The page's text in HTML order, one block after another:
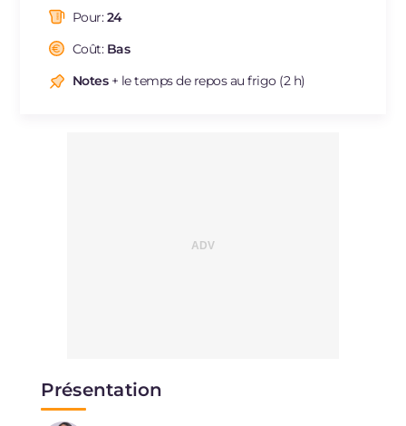
Pour:24
Coût: Bas
Notes+ le temps de repos au frigo (2 h)
Présentation